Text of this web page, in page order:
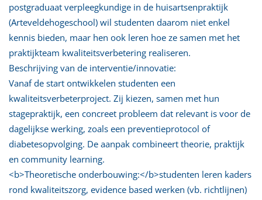
postgraduaat verpleegkundige in de huisartsenpraktijk
(Arteveldehogeschool) wil studenten daarom niet enkel
kennis bieden, maar hen ook leren hoe ze samen met het
praktijkteam kwaliteitsverbetering realiseren.
Beschrijving van de interventie/innovatie:
Vanaf de start ontwikkelen studenten een
kwaliteitsverbeterproject. Zij kiezen, samen met hun
stagepraktijk, een concreet probleem dat relevant is voor de
dagelijkse werking, zoals een preventieprotocol of
diabetesopvolging. De aanpak combineert theorie, praktijk
en community learning.
<b>Theoretische onderbouwing:</b>studenten leren kaders
rond kwaliteitszorg, evidence based werken (vb. richtlijnen)